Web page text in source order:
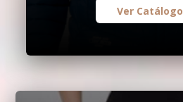
Ver Catálogo